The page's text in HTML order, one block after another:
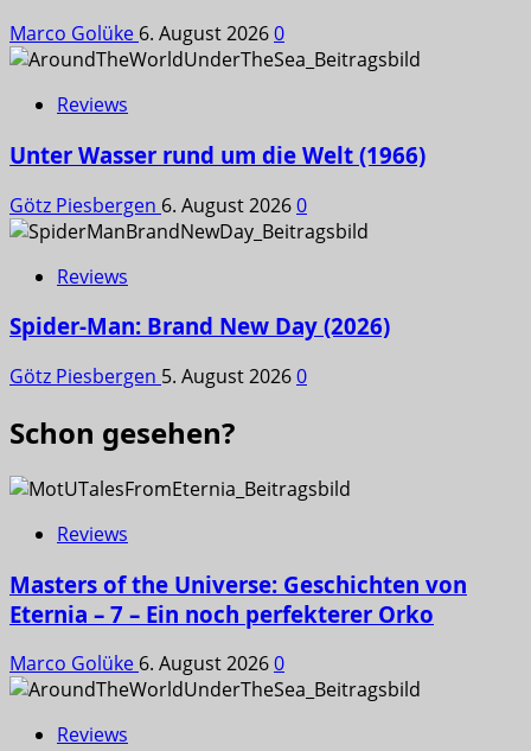
Marco Golüke 6. August 20260
Reviews
Unter Wasser rund um die Welt (1966)
Götz Piesbergen 6. August 20260
Reviews
Spider-Man: Brand New Day (2026)
Götz Piesbergen 5. August 20260
Schon gesehen?
Reviews
Masters of the Universe: Geschichten von
Eternia – 7 – Ein noch perfekterer Orko
Marco Golüke 6. August 20260
Reviews